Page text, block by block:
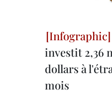
investit 2,36
dollars à
mois